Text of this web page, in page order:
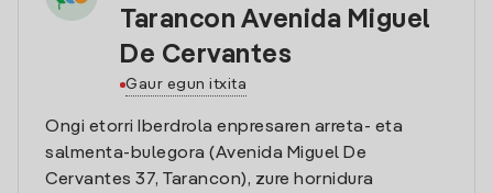
Tarancon Avenida Miguel
De Cervantes
Gaur egun itxita
Ongi etorri Iberdrola enpresaren arreta- eta
salmenta-bulegora (Avenida Miguel De
Cervantes 37, Tarancon), zure hornidura